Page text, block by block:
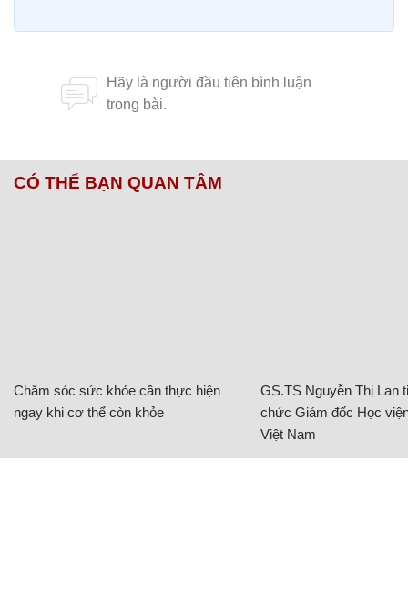
CÓ THỂ BẠN QUAN TÂM
Chăm sóc sức khỏe cần thực hiện
ngay khi cơ thể còn khỏe
GS.TS Nguyễn Thị Lan
chức Giám đốc Học
Việt Nam